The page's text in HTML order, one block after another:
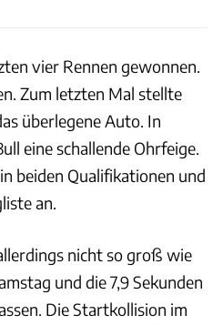
vier Rennen gewonnen.
Zum letzten Mal stellte
überlegene Auto. In
eine schallende Ohrfeige.
beiden Qualifikationen und
an.
nicht so groß wie
und die 7,9 Sekunden
Die Startkollision im